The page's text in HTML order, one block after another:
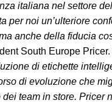
italiana nel settore
per noi un’ulteriore
anche della fiducia
South Europe
di etichette
di evoluzione che
team in store. Pricer